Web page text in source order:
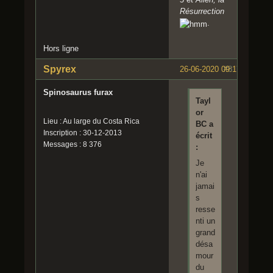
Résurrection
.
Hors ligne
#8
26-06-2020 09:17:11
Spyrex
Spinosaurus furax
Lieu : Au large du Costa Rica
Inscription : 30-12-2013
Messages : 8 376
Tayl
or
BC a
écrit
:
Je
n'ai
jamai
s
resse
nti un
grand
désa
mour
du